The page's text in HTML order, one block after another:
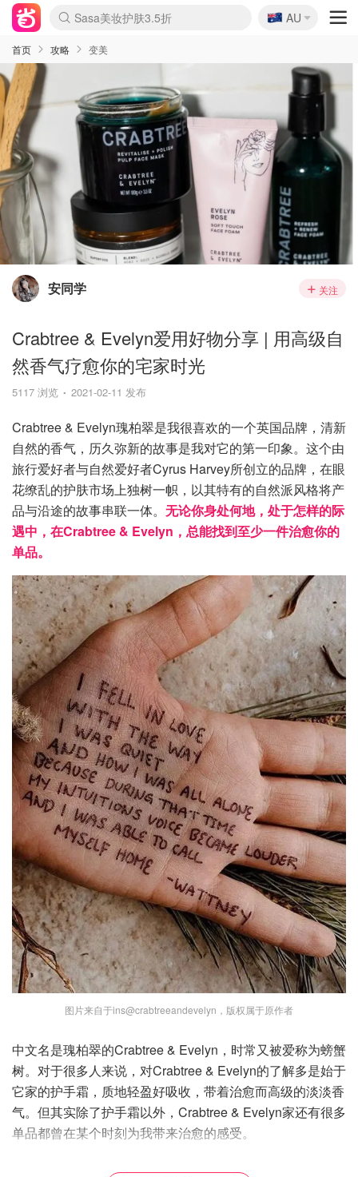
lululemon折扣上新
Sasa美妆护肤3.5折
SSENSE年中2.5折
FreshBeauty好价汇总
Cettire降价+叠9折
WWS Coles超市实拍
viagogo二手票捡漏
Myer超级周末
The Outnet奢牌1折起
David Jones 3折起
Flannels大牌1折
Perfumes Club护肤1折
AMIRO面罩$251
Amazon折扣汇总
eToro入金$200送$50
Amazon数码好物
ICONIC本周7.5折
ThedoubleF高奢地板价
Moose Knuckles 6折
丝芙兰5折起
EUFY摄像头$98
Selenichast首饰2折
Trip机票酒店促销
YSL送5件彩妆礼
Amazon家居好物
Amazon美妆护肤
雅漾大喷$8
过敏原检测盒$33
伊索独家赠50ml沐浴露
科颜氏高保湿面霜$29
SEALIFE海洋馆门票6折
丝塔芙大白罐$16
订阅Newsletter送香薰
Cult Beauty 6.8折
Harrods圣诞日历$525
LN-CC奢牌私促3折
d'Alba空姐喷雾$16
EVE LOM套装£56
Bernardelli独家4折
Adore Beauty 6折起
CT圣诞日历
Mytheresa奢品2.7折
Luxury Escapes 9折
Currentbody美容仪$881
MOON Garden Live
Roborock扫地机$649
Tingo Life水杯$24
Valentino官网5折
CR洗护套装$23
修丽可4件套$159
Myer彩妆2件7折
GANNI官网4.5折
Stylevana韩妆4折
Tessabit高奢8.5折
OGX洗发水$11
Amazon阿德莱德次日达
卡诗8.5折+赠礼
Philips Hue灯具8折
🇦🇺
AU
首页 攻略 变美
安同学 关注
Crabtree & Evelyn爱用好物分享 | 用高级自
然香气疗愈你的宅家时光
5117 浏览 2021-02-11 发布
Crabtree & Evelyn瑰柏翠是我很喜欢的一个英国品牌，清新
自然的香气，历久弥新的故事是我对它的第一印象。这个由
旅行爱好者与自然爱好者Cyrus Harvey所创立的品牌，在眼
花缭乱的护肤市场上独树一帜，以其特有的自然派风格将产
品与沿途的故事串联一体。 无论你身处何地，处于怎样的际
遇中，在Crabtree & Evelyn，总能找到至少一件治愈你的
单品。
图片来自于ins@crabtreeandevelyn，版权属于原作者
中文名是瑰柏翠的Crabtree & Evelyn，时常又被爱称为螃蟹
树。对于很多人来说，对Crabtree & Evelyn的了解多是始于
它家的护手霜，质地轻盈好吸收，带着治愈而高级的淡淡香
气。但其实除了护手霜以外，Crabtree & Evelyn家还有很多
单品都曾在某个时刻为我带来治愈的感受。